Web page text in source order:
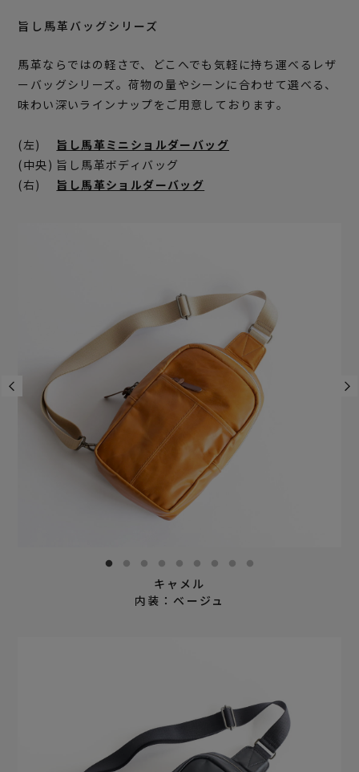
旨し馬革バッグシリーズ
馬革ならではの軽さで、どこへでも気軽に持ち運べるレザ
ーバッグシリーズ。荷物の量やシーンに合わせて選べる、
味わい深いラインナップをご用意しております。
(左) 旨し馬革ミニショルダーバッグ
(中央) 旨し馬革ボディバッグ
(右) 旨し馬革ショルダーバッグ
キャメル
内装：ベージュ